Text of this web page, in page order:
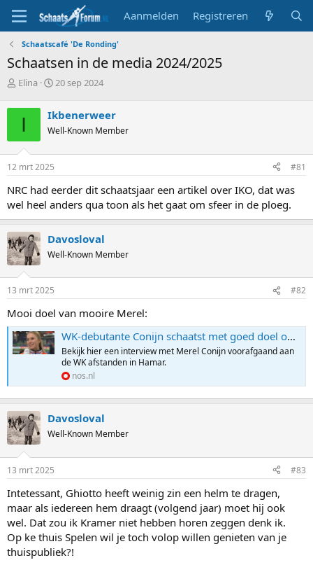
Aanmelden Registreren
Schaatscafé 'De Ronding'
Schaatsen in de media 2024/2025
T
p
s
t
a
t
e
r
Elina
S
r
t
a
m
20 sep 2024
I Ikbenerweer
Well-Known Member
12 mrt 2025 #81
NRC had eerder dit schaatsjaar een artikel over IKO, dat was
wel heel anders qua toon als het gaat om sfeer in de ploeg.
Davosloval
Well-Known Member
13 mrt 2025 #82
Mooi doel van mooire Merel:
WK-debutante Conijn schaatst met goed doel op pak: 'Wil mijn steentje bijdragen'
Bekijk hier een interview met Merel Conijn voorafgaand aan
de WK afstanden in Hamar.
nos.nl
Davosloval
Well-Known Member
13 mrt 2025 #83
Intetessant, Ghiotto heeft weinig zin een helm te dragen,
maar als iedereen hem draagt (volgend jaar) moet hij ook
wel. Dat zou ik Kramer niet hebben horen zeggen denk ik.
Op ke thuis Spelen wil je toch volop willen genieten van je
thuispubliek?!